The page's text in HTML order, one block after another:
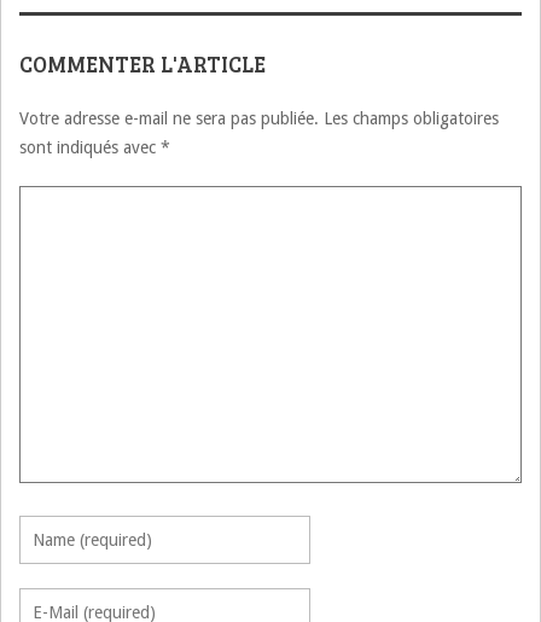
COMMENTER L'ARTICLE
Votre adresse e-mail ne sera pas publiée. Les champs obligatoires
sont indiqués avec *